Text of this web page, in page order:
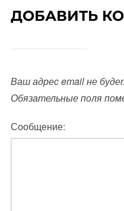
ДОБАВИТЬ
Ваш адрес email не
Обязательные поля
Сообщение: